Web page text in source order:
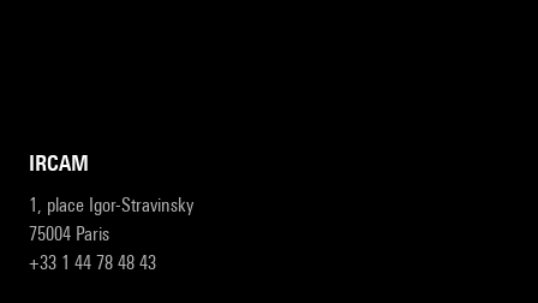
IRCAM
1, place Igor-Stravinsky
75004 Paris
+33 1 44 78 48 43